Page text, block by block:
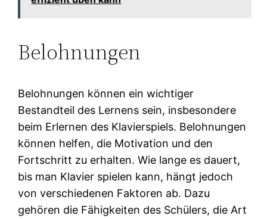
Belohnungen
Belohnungen können ein wichtiger
Bestandteil des Lernens sein, insbesondere
beim Erlernen des Klavierspiels. Belohnungen
können helfen, die Motivation und den
Fortschritt zu erhalten. Wie lange es dauert,
bis man Klavier spielen kann, hängt jedoch
von verschiedenen Faktoren ab. Dazu
gehören die Fähigkeiten des Schülers, die Art